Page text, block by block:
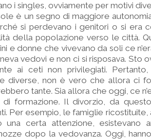
i singles, ovviamente per motivi
è un segno di maggiore
si perdevano i genitori o si era
della popolazione verso le città.
e donne che vivevano da soli ce
vedovi e non ci si risposava. Sto
ai ceti non privilegiati.
diverse, non è vero che allora ci
tante. Sia allora che oggi, ce
di formazione. Il divorzio, da
Per esempio, le famiglie
una certa attenzione, esistevano
dopo la vedovanza. Oggi,